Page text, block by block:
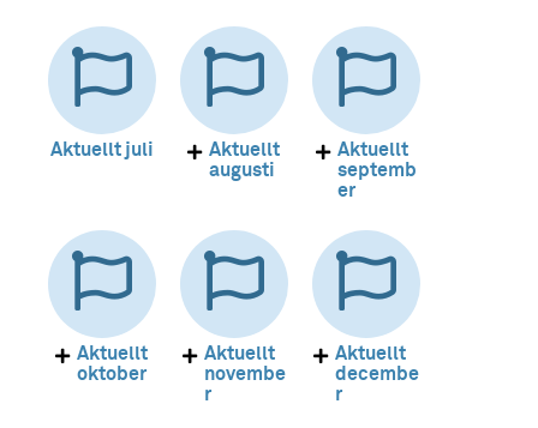
Aktuellt juli
Aktuellt
augusti
Aktuellt
septemb
er
Aktuellt
oktober
Aktuellt
novembe
r
Aktuellt
decembe
r